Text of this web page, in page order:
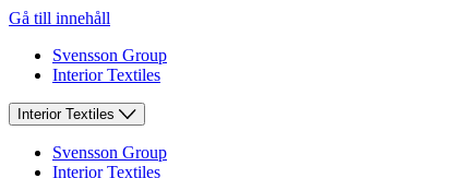
Gå till innehåll
Svensson Group
Interior Textiles
Interior Textiles
Svensson Group
Interior Textiles